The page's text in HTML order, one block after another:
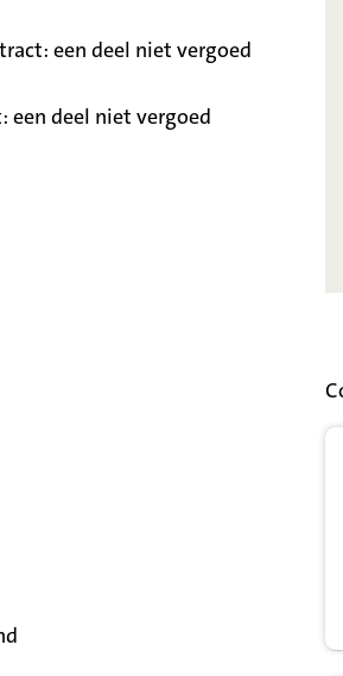
een deel niet vergoed
een deel niet vergoed